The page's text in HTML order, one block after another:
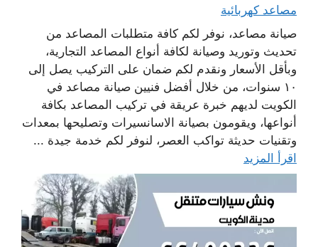
مصاعد كهربائية
صيانة مصاعد، نوفر لكم كافة متطلبات المصاعد من
تحديث وتوريد وصيانة لكافة أنواع المصاعد التجارية،
وبأقل الأسعار ونقدم لكم ضمان على التركيب يصل إلى
١٠ سنوات، من خلال أفضل فنيين صيانة مصاعد في
الكويت لديهم خبرة عريقة في تركيب المصاعد بكافة
أنواعها، ويقومون بصيانة الاسانسيرات وتصليحها بمعدات
وتقنيات حديثة تواكب العصر، لنوفر لكم خدمة جيدة ...
اقرأ المزيد